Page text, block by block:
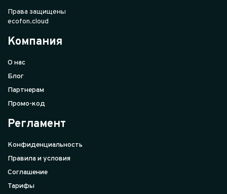
Права защищены
ecofon.cloud
Компания
О нас
Блог
Партнерам
Промо-код
Регламент
Конфиденциальность
Правила и условия
Соглашение
Тарифы